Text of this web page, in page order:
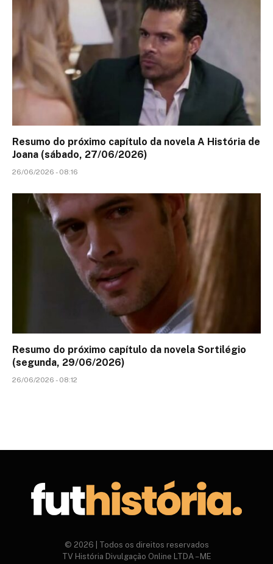
Resumo do próximo capítulo da novela A História de
Joana (sábado, 27/06/2026)
26/06/2026 - 08:16
Resumo do próximo capítulo da novela Sortilégio
(segunda, 29/06/2026)
26/06/2026 - 08:12
© 2026 | Todos os direitos reservados
TV História Divulgação Online LTDA – ME